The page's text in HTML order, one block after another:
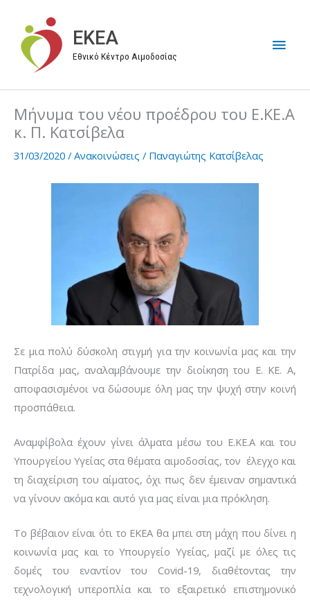
περιεχόμενο
EKEA
Εθνικό Κέντρο Αιμοδοσίας
Μήνυμα του νέου προέδρου του Ε.ΚΕ.Α
κ. Π. Κατσίβελα
31/03/2020 / Ανακοινώσεις / Παναγιώτης Κατσίβελας
Σε μια πολύ δύσκολη στιγμή για την κοινωνία μας και την
Πατρίδα μας, αναλαμβάνουμε την διοίκηση του Ε. ΚΕ. Α,
αποφασισμένοι να δώσουμε όλη μας την ψυχή στην κοινή
προσπάθεια.
Αναμφίβολα έχουν γίνει άλματα μέσω του Ε.ΚΕ.Α και του
Υπουργείου Υγείας στα θέματα αιμοδοσίας, τον έλεγχο και
τη διαχείριση του αίματος, όχι πως δεν έμειναν σημαντικά
να γίνουν ακόμα και αυτό για μας είναι μια πρόκληση.
Το βέβαιον είναι ότι το ΕΚΕΑ θα μπει στη μάχη που δίνει η
κοινωνία μας και το Υπουργείο Υγείας, μαζί με όλες τις
δομές του εναντίον του Covid-19, διαθέτοντας την
τεχνολογική υπεροπλία και το εξαιρετικό επιστημονικό